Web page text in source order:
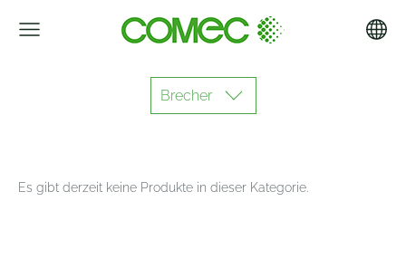
Brecher
Es gibt derzeit keine Produkte in dieser Kategorie.